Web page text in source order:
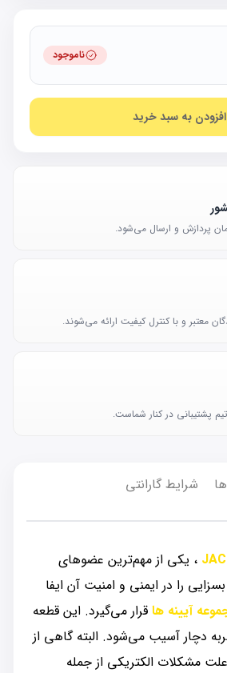
ناموجود
افزودن به سبد خرید
پردازش و ارسال می‌شود.
معتبر و با کنترل کیفیت ارائه می‌شوند.
پشتیبانی در کنار شماست.
شرایط گارانتی
، یکی از مهم‌ترین عضوهای
را در ایمنی و امنیت آن ایفا
آیینه‌ ها قرار می‌گیرد. این قطعه
دچار آسیب می‌شود. البته گاهی از
علت مشکلات الکتریکی از جمله